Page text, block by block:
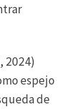
2024)
espejo
de